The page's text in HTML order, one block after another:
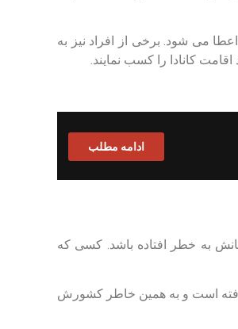
می شود. برخی از افراد نیز به
کانادا را کسب نمایند.
ادامه مطلب
به خطر افتاده باشد. کسی که
است و به همین خاطر کشورش